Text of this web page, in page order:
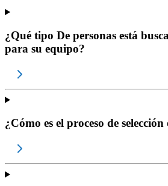
¿Qué tipo De personas está
para su equipo?
¿Cómo es el proceso de